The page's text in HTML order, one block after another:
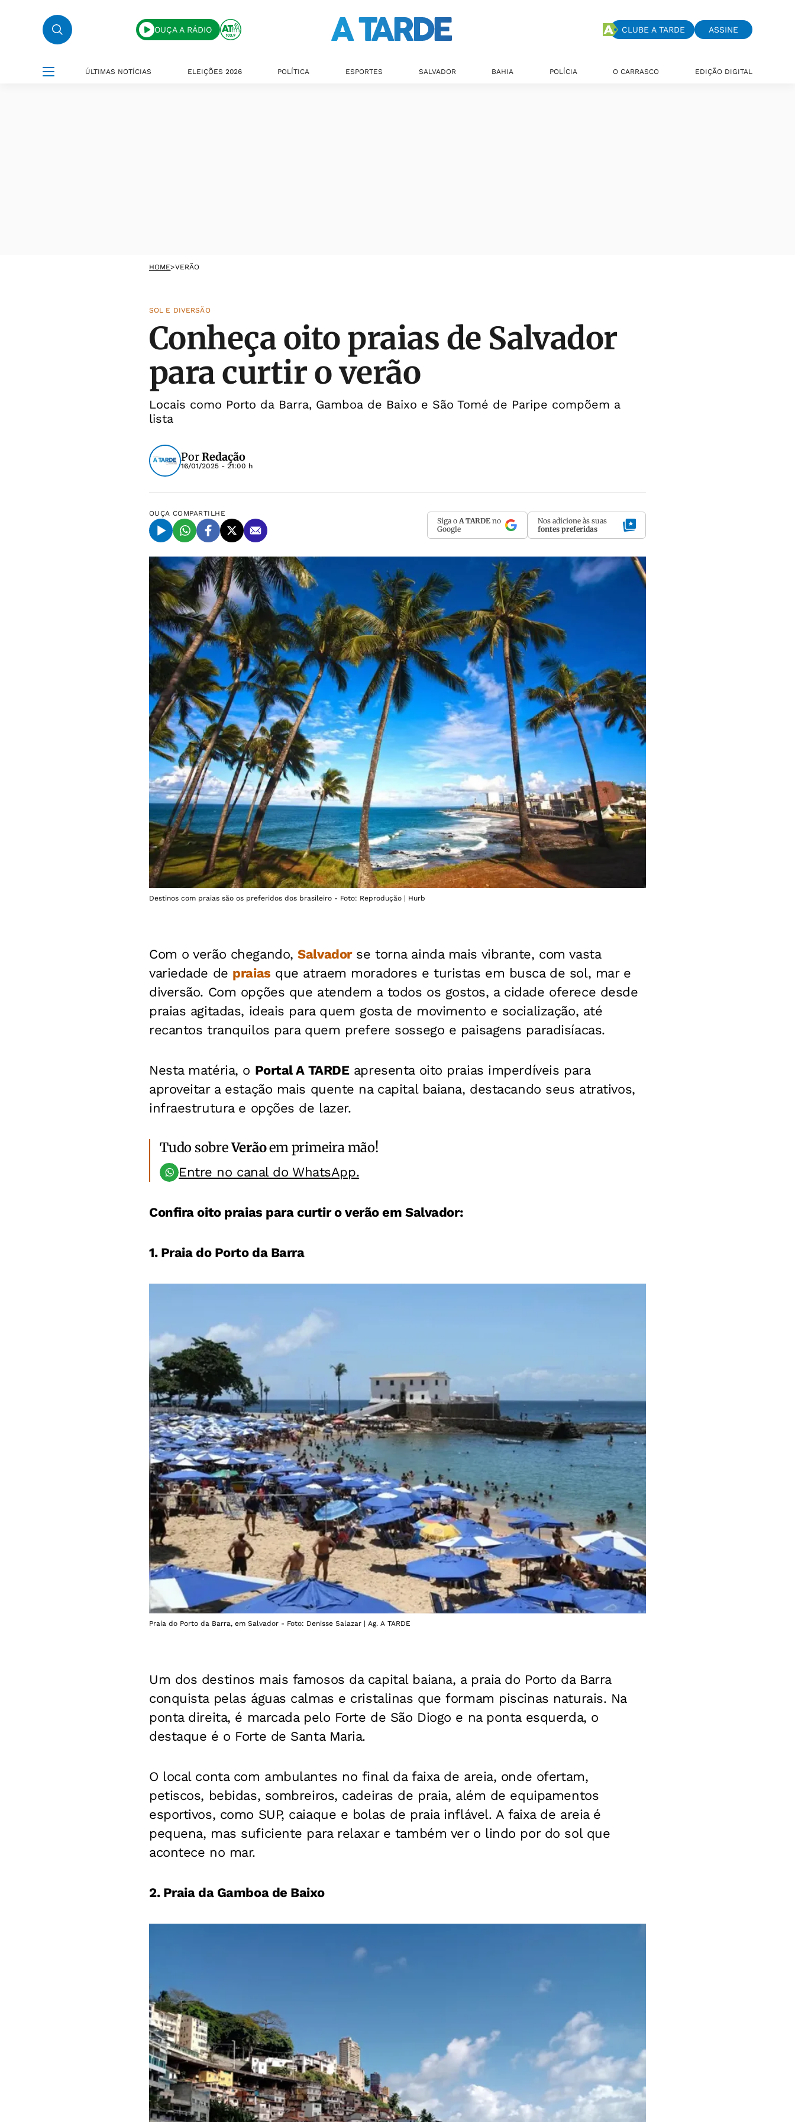
OUÇA A RÁDIO CLUBE A TARDE ASSINE
ÚLTIMAS NOTÍCIAS ELEIÇÕES 2026 POLÍTICA ESPORTES SALVADOR BAHIA POLÍCIA O CARRASCO EDIÇÃO DIGITAL
HOME>VERÃO
SOL E DIVERSÃO
Conheça oito praias de Salvador
para curtir o verão
Locais como Porto da Barra, Gamboa de Baixo e São Tomé de Paripe compõem a
lista
PorRedação
16/01/2025 - 21:00 h
OUÇA COMPARTILHE
Siga o A TARDE no
Google
Nos adicione às suas
fontes preferidas
Destinos com praias são os preferidos dos brasileiro - Foto: Reprodução | Hurb
Com o verão chegando,Salvadorse torna ainda mais vibrante, com vasta
variedade de praias que atraem moradores e turistas em busca de sol, mar e
diversão. Com opções que atendem a todos os gostos, a cidade oferece desde
praias agitadas, ideais para quem gosta de movimento e socialização, até
recantos tranquilos para quem prefere sossego e paisagens paradisíacas.
Nesta matéria, o Portal A TARDEapresenta oito praias imperdíveis para
aproveitar a estação mais quente na capital baiana, destacando seus atrativos,
infraestrutura e opções de lazer.
Tudo sobreVerãoem primeira mão!
Entre no canal do WhatsApp.
Confira oito praias para curtir o verão em Salvador:
1. Praia do Porto da Barra
Praia do Porto da Barra, em Salvador - Foto: Denisse Salazar | Ag. A TARDE
Um dos destinos mais famosos da capital baiana, a praia do Porto da Barra
conquista pelas águas calmas e cristalinas que formam piscinas naturais. Na
ponta direita, é marcada pelo Forte de São Diogo e na ponta esquerda, o
destaque é o Forte de Santa Maria.
O local conta com ambulantes no final da faixa de areia, onde ofertam,
petiscos, bebidas, sombreiros, cadeiras de praia, além de equipamentos
esportivos, como SUP, caiaque e bolas de praia inflável. A faixa de areia é
pequena, mas suficiente para relaxar e também ver o lindo por do sol que
acontece no mar.
2. Praia da Gamboa de Baixo